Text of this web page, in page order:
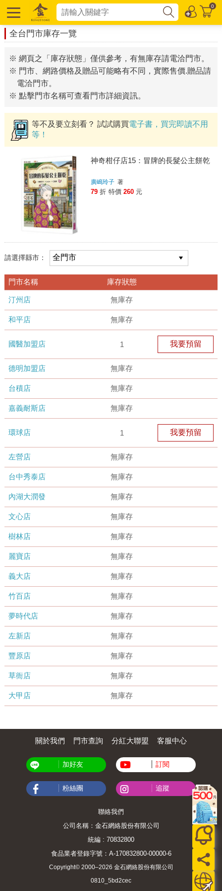
0
全台門市庫存一覽
※ 網頁之「庫存狀態」僅供參考，有無庫存請電洽門市。
※ 門市、網路價格及贈品可能略有不同，實際售價.贈品請
電洽門市。
※ 點擊門市名稱可查看門市詳細資訊。
等不及要立刻看？ 試試購買電子書，買完即讀不用
等！
神奇柑仔店15：冒牌的長髮公主餅乾
廣嶋玲子 著
79 折 特價 260 元
請選擇縣市：
門市名稱 庫存狀態
汀州店 無庫存
和平店 無庫存
國醫加盟店 1 我要預留
德明加盟店 無庫存
台積店 無庫存
嘉義耐斯店 無庫存
環球店 1 我要預留
左營店 無庫存
台中秀泰店 無庫存
內湖大潤發 無庫存
文心店 無庫存
樹林店 無庫存
麗寶店 無庫存
義大店 無庫存
竹百店 無庫存
夢時代店 無庫存
左新店 無庫存
豐原店 無庫存
草衙店 無庫存
大甲店 無庫存
關於我們 門市查詢 分紅大聯盟 客服中心
加好友 訂閱
粉絲團 追蹤
聯絡我們
公司名稱：金石網絡股份有限公司
統編 : 70832800
食品業者登錄字號：A-170832800-00000-6
Copyright© 2000–2026 金石網絡股份有限公司
0810_5bd2cec